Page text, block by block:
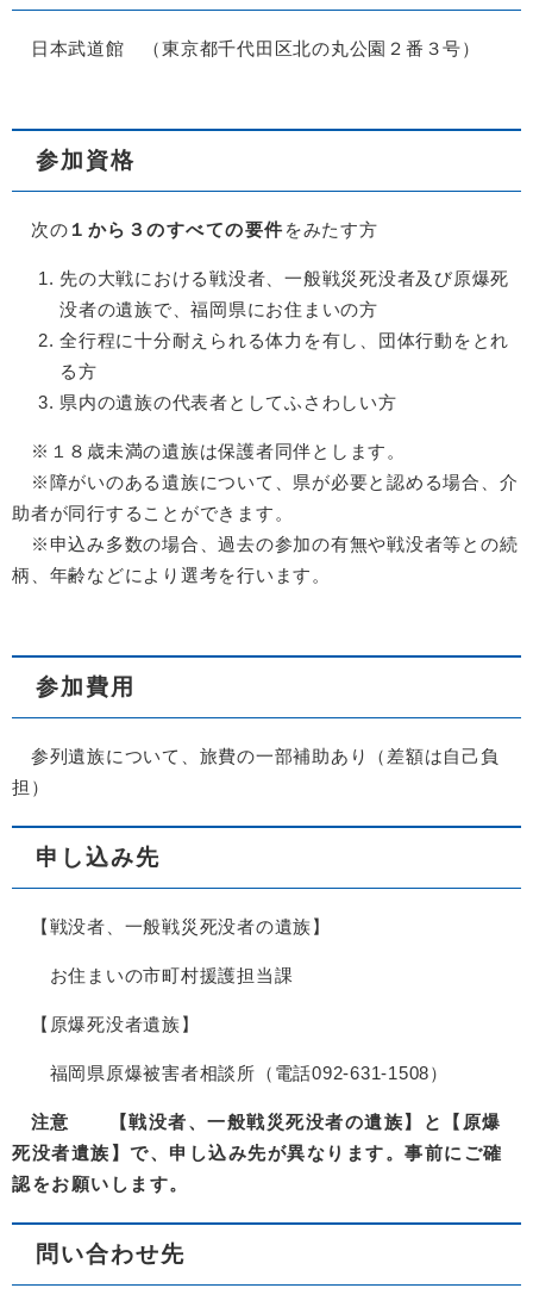
日本武道館 （東京都千代田区北の丸公園２番３号）
参加資格
次の １から３のすべての要件 をみたす方
先の大戦における戦没者、一般戦災死没者及び原爆死
没者の遺族で、福岡県にお住まいの方
全行程に十分耐えられる体力を有し、団体行動をとれ
る方
県内の遺族の代表者としてふさわしい方
​※１８歳未満の遺族は保護者同伴とします。
​ ※障がいのある遺族について、県が必要と認める場合、介
助者が同行することができます。
※申込み多数の場合、過去の参加の有無や戦没者等との続
柄、年齢などにより選考を行います。
参加費用
参列遺族について、旅費の一部補助あり（差額は自己負
担）
申し込み先
【戦没者、一般戦災死没者の遺族】
お住まいの市町村援護担当課
【原爆死没者遺族】
福岡県原爆被害者相談所（電話092-631-1508）
注意
【戦没者、一般戦災死没者の遺族】と【原爆
死没者遺族】で、申し込み先が異なります。事前にご確
認をお願いします。
問い合わせ先